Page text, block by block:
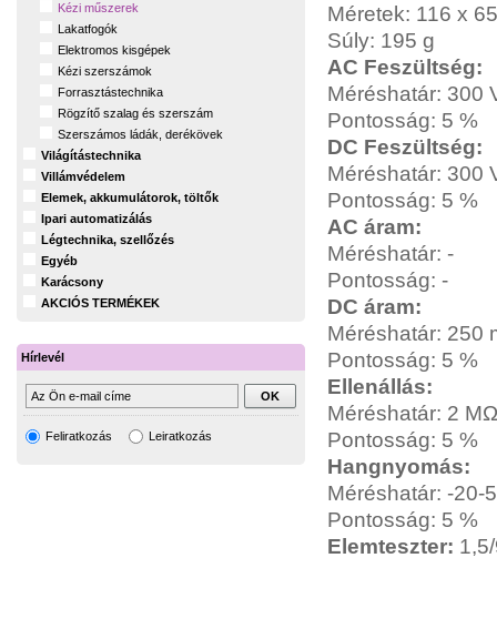
Méretek: 116 x
Súly: 195 g
AC Feszültség:
Méréshatár: 300
Pontosság: 5 %
DC Feszültség:
Méréshatár: 300
Pontosság: 5 %
AC áram:
Méréshatár: -
Pontosság: -
DC áram:
Méréshatár: 250
Pontosság: 5 %
Ellenállás:
Méréshatár: 2 MΩ
Pontosság: 5 %
Hangnyomás:
Méréshatár: -20-
Pontosság: 5 %
Elemteszter:
Kézi műszerek
Lakatfogók
Elektromos kisgépek
Kézi szerszámok
Forrasztástechnika
Rögzítő szalag és szerszám
Szerszámos ládák, derékövek
Világítástechnika
Villámvédelem
Elemek, akkumulátorok, töltők
Ipari automatizálás
Légtechnika, szellőzés
Egyéb
Karácsony
AKCIÓS TERMÉKEK
Hírlevél
Feliratkozás Leiratkozás